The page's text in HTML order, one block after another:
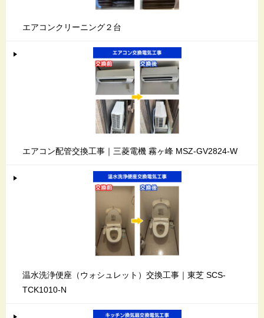
エアコンクリーニング２台
エアコン配管交換工事｜三菱電機 霧ヶ峰 MSZ-GV2824-W
温水洗浄便座（ウォシュレット）交換工事｜東芝 SCS-
TCK1010-N